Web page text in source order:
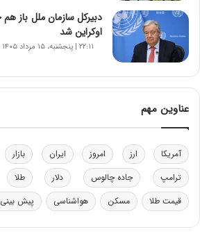
ا
ی
ت
و
ل
د
د
و
ه
ا
ی
دبیرکل سازمان ملل باز
اوکراین شد
۲۲:۱۱ | پنجشنبه، ۱۵ مرداد ۱۴۰۵
عناوین مهم
آمریکا ارز امروز ایران بازار
ترامپ
جاده چالوس دلار طلا
قیمت طلا
مسکن هواشناسی پیش